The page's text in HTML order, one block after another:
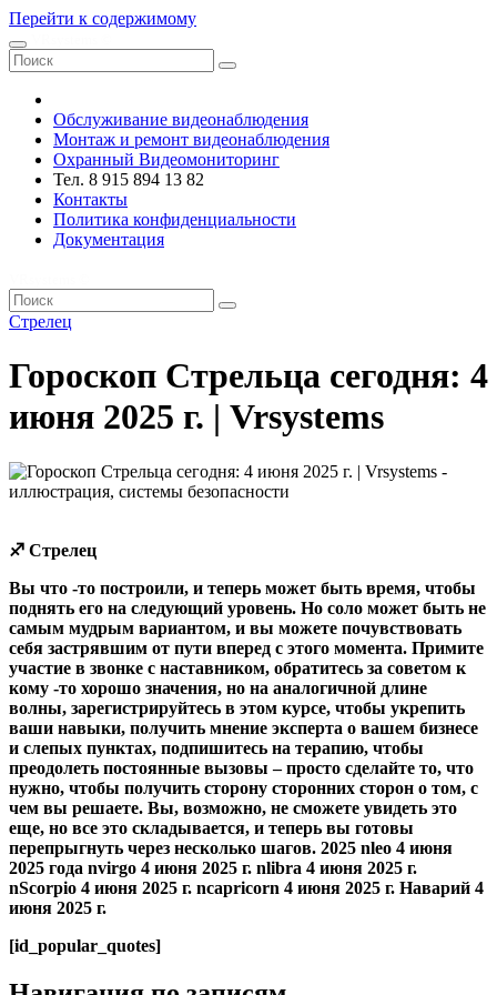
Перейти к содержимому
Обслуживание видеонаблюдения
Монтаж и ремонт видеонаблюдения
Охранный Видеомониторинг
Тел. 8 915 894 13 82
Контакты
Политика конфиденциальности
Документация
Стрелец
Гороскоп Стрельца сегодня: 4
июня 2025 г. | Vrsystems
♐ Стрелец
Вы что -то построили, и теперь может быть время, чтобы
поднять его на следующий уровень. Но соло может быть не
самым мудрым вариантом, и вы можете почувствовать
себя застрявшим от пути вперед с этого момента. Примите
участие в звонке с наставником, обратитесь за советом к
кому -то хорошо значения, но на аналогичной длине
волны, зарегистрируйтесь в этом курсе, чтобы укрепить
ваши навыки, получить мнение эксперта о вашем бизнесе
и слепых пунктах, подпишитесь на терапию, чтобы
преодолеть постоянные вызовы – просто сделайте то, что
нужно, чтобы получить сторону сторонних сторон о том, с
чем вы решаете. Вы, возможно, не сможете увидеть это
еще, но все это складывается, и теперь вы готовы
перепрыгнуть через несколько шагов. 2025 nleo 4 июня
2025 года nvirgo 4 июня 2025 г. nlibra 4 июня 2025 г.
nScorpio 4 июня 2025 г. ncapricorn 4 июня 2025 г. Наварий 4
июня 2025 г.
[id_popular_quotes]